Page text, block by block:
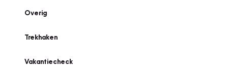
Overig
Trekhaken
Vakantiecheck